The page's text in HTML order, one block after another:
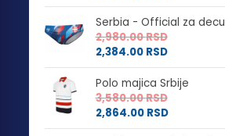
Serbia - Official za decu
2,980.00RSD
2,384.00 RSD
Polo majica Srbije
3,580.00RSD
2,864.00 RSD